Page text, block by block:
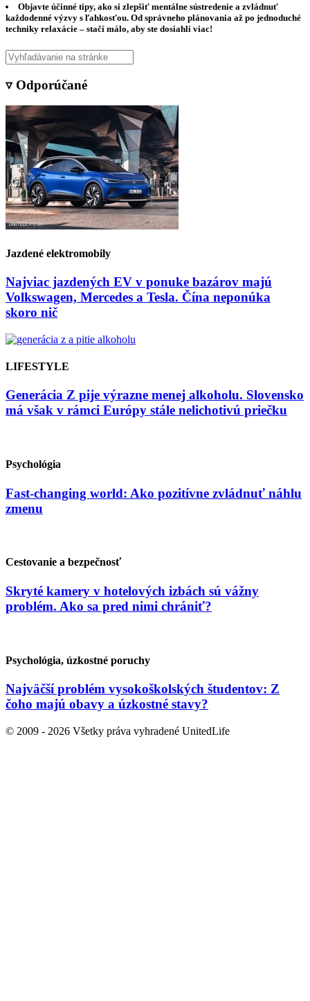
Objavte účinné tipy, ako si zlepšiť mentálne sústredenie a zvládnuť
každodenné výzvy s ľahkosťou. Od správneho plánovania až po jednoduché
techniky relaxácie – stačí málo, aby ste dosiahli viac!
▿ Odporúčané
Jazdené elektromobily
Najviac jazdených EV v ponuke bazárov majú
Volkswagen, Mercedes a Tesla. Čína neponúka
skoro nič
LIFESTYLE
Generácia Z pije výrazne menej alkoholu. Slovensko
má však v rámci Európy stále nelichotivú priečku
Psychológia
Fast-changing world: Ako pozitívne zvládnuť náhlu
zmenu
Cestovanie a bezpečnosť
Skryté kamery v hotelových izbách sú vážny
problém. Ako sa pred nimi chrániť?
Psychológia, úzkostné poruchy
Najväčší problém vysokoškolských študentov: Z
čoho majú obavy a úzkostné stavy?
© 2009 - 2026 Všetky práva vyhradené UnitedLife